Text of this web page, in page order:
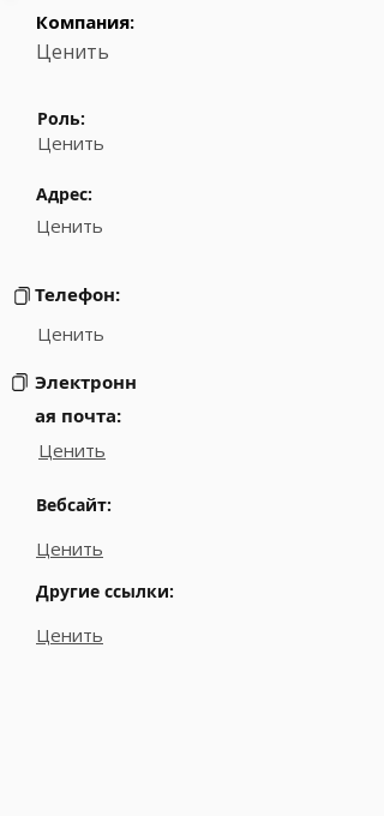
Компания:
Ценить
Роль:
Ценить
Адрес:
Ценить
Телефон:
Ценить
Электронн
ая почта:
Ценить
Вебсайт:
Ценить
Другие ссылки:
Ценить